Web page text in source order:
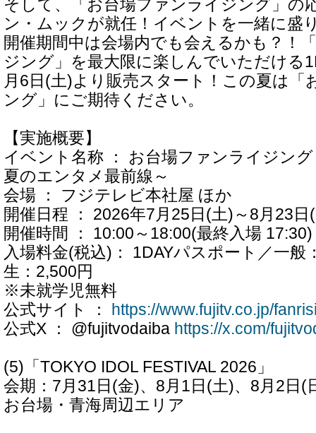
そして、「お台場ファンライジング」の
ン・ムックが就任！イベントを一緒に盛
開催期間中は会場内でも会えるかも？！
ジング」を最大限に楽しんでいただける
月6日(土)より販売スタート！この夏は「
ング」にご期待ください。
【実施概要】
イベント名称 ： お台場ファンライジン
夏のエンタメ最前線～
会場 ： フジテレビ本社屋 ほか
開催日程 ： 2026年7月25日(土)～8月23
開催時間 ： 10:00～18:00(最終入場 17:30)
入場料金(税込)： 1DAYパスポート／一般
生：2,500円
※未就学児無料
公式サイト ：
https://www.fujitv.co.jp/
公式X ： @fujitvodaiba https://x.com/
(5)「TOKYO IDOL FESTIVAL 2026」
会期：7月31日(金)、8月1日(土)、8月2日(
お台場・青海周辺エリア